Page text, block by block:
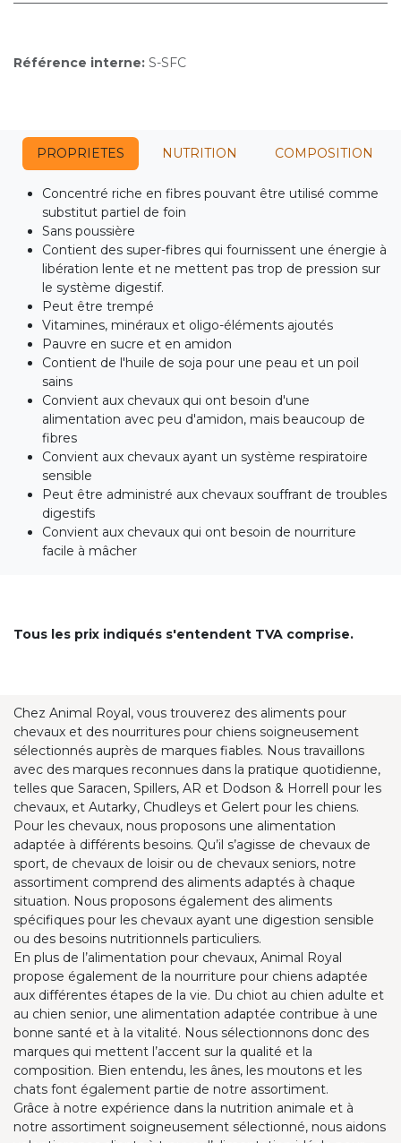
Référence interne: S-SFC
PROPRIETES NUTRITION COMPOSITION
Concentré riche en fibres pouvant être utilisé comme
substitut partiel de foin
Sans poussière
Contient des super-fibres qui fournissent une énergie à
libération lente et ne mettent pas trop de pression sur
le système digestif.
Peut être trempé
Vitamines, minéraux et oligo-éléments ajoutés
Pauvre en sucre et en amidon
Contient de l'huile de soja pour une peau et un poil
sains
Convient aux chevaux qui ont besoin d'une
alimentation avec peu d'amidon, mais beaucoup de
fibres
Convient aux chevaux ayant un système respiratoire
sensible
Peut être administré aux chevaux souffrant de troubles
digestifs
Convient aux chevaux qui ont besoin de nourriture
facile à mâcher
Tous les prix indiqués s'entendent TVA comprise.
Chez Animal Royal, vous trouverez des aliments pour
chevaux et des nourritures pour chiens soigneusement
sélectionnés auprès de marques fiables. Nous travaillons
avec des marques reconnues dans la pratique quotidienne,
telles que Saracen, Spillers, AR et Dodson & Horrell pour les
chevaux, et Autarky, Chudleys et Gelert pour les chiens.
Pour les chevaux, nous proposons une alimentation
adaptée à différents besoins. Qu’il s’agisse de chevaux de
sport, de chevaux de loisir ou de chevaux seniors, notre
assortiment comprend des aliments adaptés à chaque
situation. Nous proposons également des aliments
spécifiques pour les chevaux ayant une digestion sensible
ou des besoins nutritionnels particuliers.
En plus de l’alimentation pour chevaux, Animal Royal
propose également de la nourriture pour chiens adaptée
aux différentes étapes de la vie. Du chiot au chien adulte et
au chien senior, une alimentation adaptée contribue à une
bonne santé et à la vitalité. Nous sélectionnons donc des
marques qui mettent l’accent sur la qualité et la
composition. Bien entendu, les ânes, les moutons et les
chats font également partie de notre assortiment.
Grâce à notre expérience dans la nutrition animale et à
notre assortiment soigneusement sélectionné, nous aidons